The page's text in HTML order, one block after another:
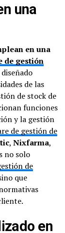
una
en una
de gestión
de las
de stock de
funciones
y la gestión
de gestión de
, Nixfarma,
no solo
de
que
en